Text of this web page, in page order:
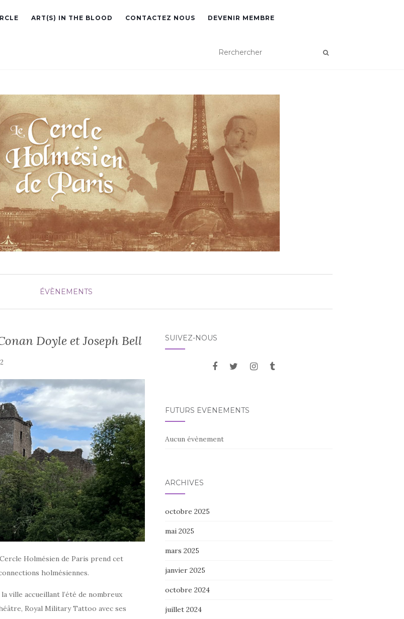
ART(S) IN THE BLOOD CONTACTEZ NOUS DEVENIR MEMBRE
ÉVÈNEMENTS
Doyle et Joseph Bell
Holmésien de Paris prend cet
holmésiennes.
ville accueillant l’été de nombreux
Royal Military Tattoo avec ses
SUIVEZ-NOUS
FUTURS ÉVÈNEMENTS
Aucun évènement
ARCHIVES
octobre 2025
mai 2025
mars 2025
janvier 2025
octobre 2024
juillet 2024